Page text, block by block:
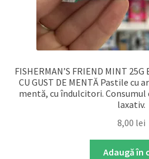
FISHERMAN’S FRIEND MINT
CU GUST DE MENTĂ Pastile cu
mentă, cu îndulcitori. Consumul
laxativ.
8,00 lei
Adaugă în